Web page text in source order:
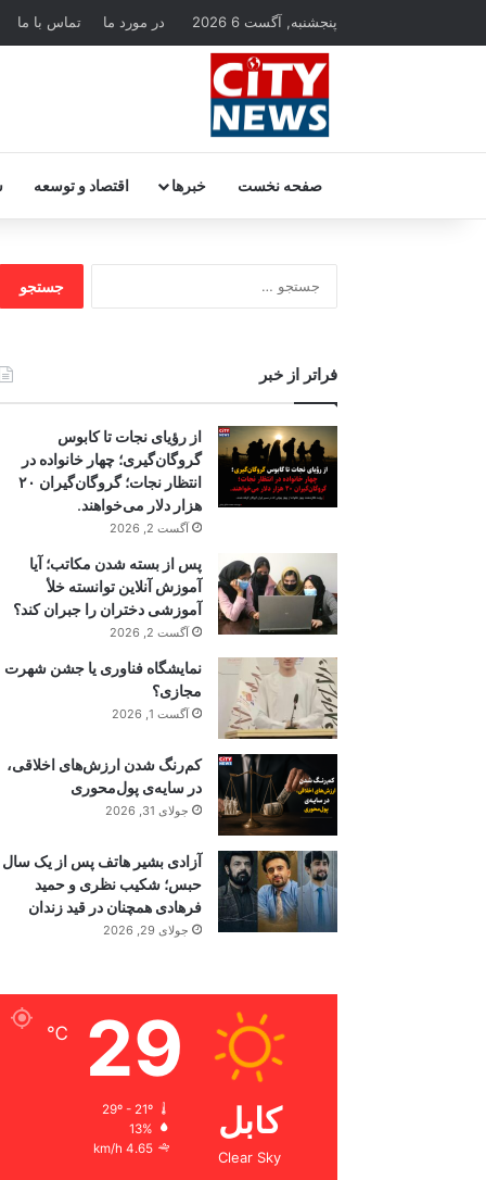
پنجشنبه, آگست 6 2026 در مورد ما تماس با ما
صفحه نخست خبرها اقتصاد و توسعه
برای:
فراتر از خبر
از رؤیای نجات تا کابوس
گروگان‌گیری؛ چهار خانواده در
انتظار نجات؛ گروگان‌گیران ۲۰
هزار دلار می‌خواهند.
آگست 2, 2026
پس از بسته شدن مکاتب؛ آیا
آموزش آنلاین توانسته خلأ
آموزشی دختران را جبران کند؟
آگست 2, 2026
نمایشگاه فناوری یا جشن شهرت
مجازی؟
آگست 1, 2026
کم‌رنگ شدن ارزش‌های اخلاقی،
در سایه‌ی پول‌محوری
جولای 31, 2026
آزادی بشیر هاتف پس از یک سال
حبس؛ شکیب نظری و حمید
فرهادی همچنان در قید زندان
جولای 29, 2026
کابل
Clear Sky
29
℃
29º - 21º
13%
4.65 km/h